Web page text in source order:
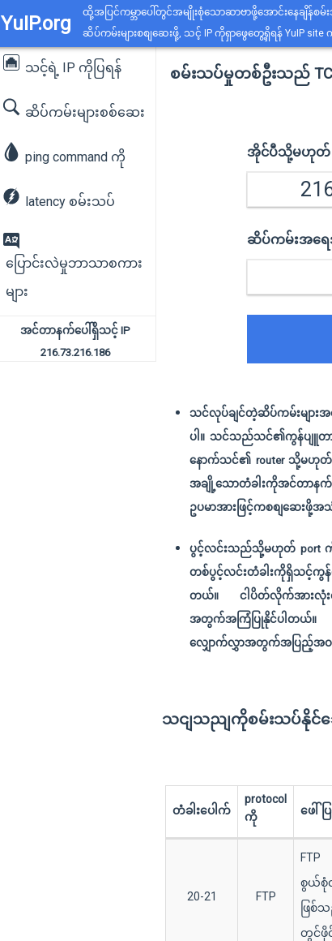
YuIP.org
ထို့အပြင်ကမ္ဘာပေါ်တွင်အမျိုးစုံသောဆာဗာဖို့အောင်းနေချိန်စ
ဆိပ်ကမ်းများစစျဆေးဖို့, သင့် IP ကိုရှာဖွေတွေ့ရှိရန် YuIP site
သင့်ရဲ့ IP ကိုပြရန်
ဆိပ်ကမ်းများစစ်ဆေး
ping command ကို
latency စမ်းသပ်
ပြောင်းလဲမှုဘာသာစကား
များ
အင်တာနက်ပေါ်ရှိသင့် IP
216.73.216.186
စမ်းသပ်မှုတစ်ဦးသည်
အိုင်ပီသို့မဟုတ်
ဆိပ်ကမ်းအရ
သင်လုပ်ချင်တဲ့ဆိပ်ကမ်းများအ
ပါ။ သင်သည်သင်၏ကွန်ပျူတာပ
နောက်သင်၏ router သို့မဟုတ်
အချို့သောတံခါးကိုအင်တာန
ဥပမာအားဖြင့်ကစစျဆေးဖို့
ပွင့်လင်းသည်သို့မဟုတ် port ကို
တစ်ပွင့်လင်းတံခါးကိုရှိသင့်
တယ်။ ငါပိတ်လိုက်အားလုံးတံခါ
အတွက်အကြံပြုနိုင်ပါတ
လျှောက်လွှာအတွက်အပြည့်အဝ
သငျသညျကိုစမ်းသပ်နိုင်သ
တံခါးပေါက်
protocol
ကို
ဖေါ်ပ
20-21 FTP
FTP
စွယ်စုံ
ဖြစ်
တွင်ဖို